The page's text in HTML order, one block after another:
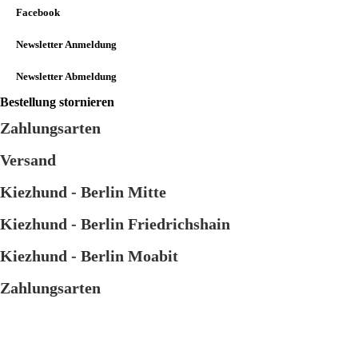
Facebook
Newsletter Anmeldung
Newsletter Abmeldung
Bestellung stornieren
Zahlungsarten
Versand
Kiezhund - Berlin Mitte
Kiezhund - Berlin Friedrichshain
Kiezhund - Berlin Moabit
Zahlungsarten